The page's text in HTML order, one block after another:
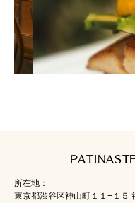
所在地：
東京都渋谷区神山町１１−１５